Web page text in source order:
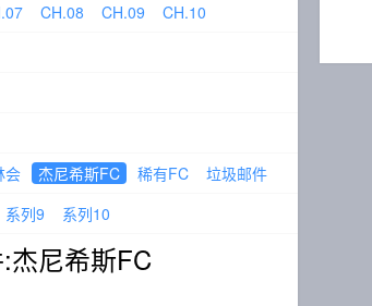
CH.08 CH.09 CH.10
会 杰尼希斯FC 稀有FC 垃圾邮件
系列9 系列10
尼希斯FC